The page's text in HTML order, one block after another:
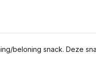
beloning snack. Deze